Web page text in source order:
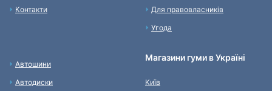
Контакти
Для правовласників
Угода
Автошини
Автодиски
Магазини гуми в Україні
Київ